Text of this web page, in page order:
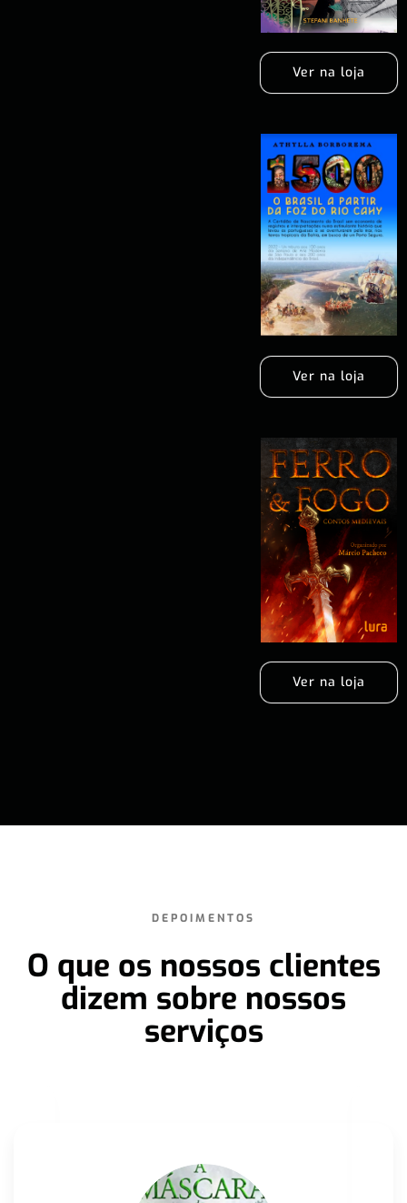
Ver na loja
Ver na loja
Ver na loja
DEPOIMENTOS
O que os nossos clientes
dizem sobre nossos
serviços